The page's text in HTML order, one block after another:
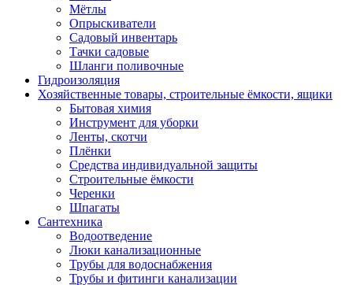
Мётлы
Опрыскиватели
Садовый инвентарь
Тачки садовые
Шланги поливочные
Гидроизоляция
Хозяйственные товары, строительные ёмкости, ящики
Бытовая химия
Инструмент для уборки
Ленты, скотчи
Плёнки
Средства индивидуальной защиты
Строительные ёмкости
Черенки
Шпагаты
Сантехника
Водоотведение
Люки канализационные
Трубы для водоснабжения
Трубы и фитинги канализации